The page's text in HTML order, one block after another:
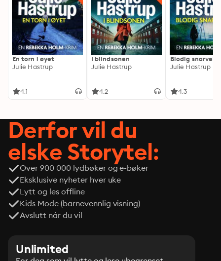
En torn i øyet
Julie Hastrup
4.1
I blindsonen
Julie Hastrup
4.2
Blodig snarvei
Julie Hastrup
4.3
Derfor vil du
elske Storytel:
Over 900 000 lydbøker og e-bøker
Eksklusive nyheter hver uke
Lytt og les offline
Kids Mode (barnevennlig visning)
Avslutt når du vil
Unlimited